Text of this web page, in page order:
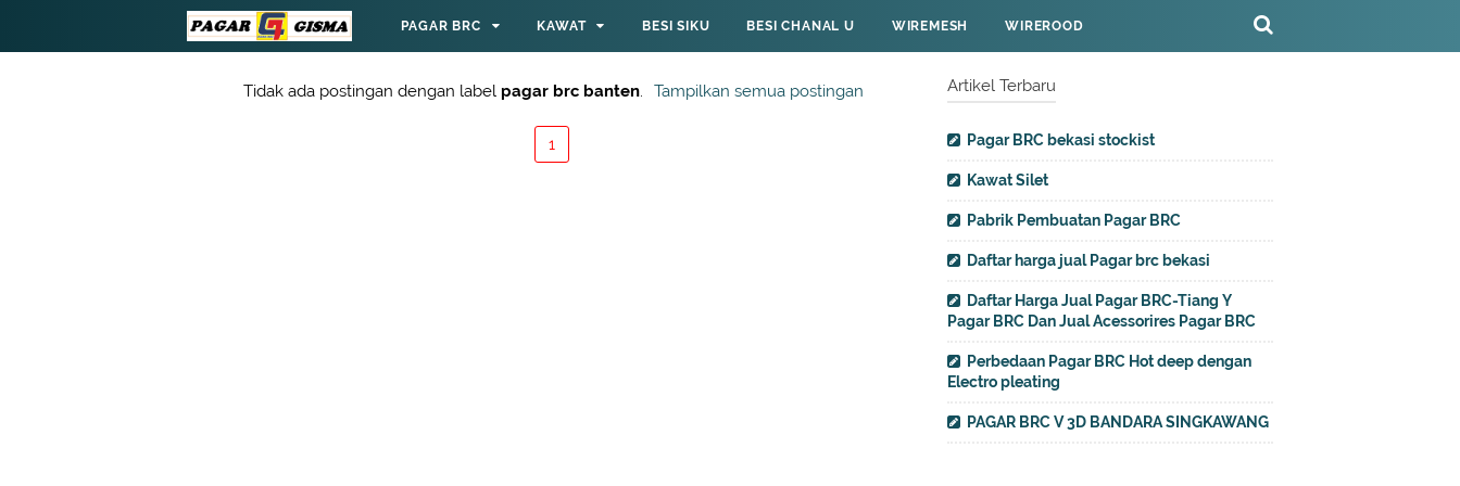
PAGAR BRC KAWAT BESI SIKU BESI CHANAL U WIREMESH WIREROOD
Tidak ada postingan dengan label pagar brc banten. Tampilkan semua postingan
1
Artikel Terbaru
Pagar BRC bekasi stockist
Kawat Silet
Pabrik Pembuatan Pagar BRC
Daftar harga jual Pagar brc bekasi
Daftar Harga Jual Pagar BRC-Tiang Y
Pagar BRC Dan Jual Acessorires Pagar BRC
Perbedaan Pagar BRC Hot deep dengan
Electro pleating
PAGAR BRC V 3D BANDARA SINGKAWANG